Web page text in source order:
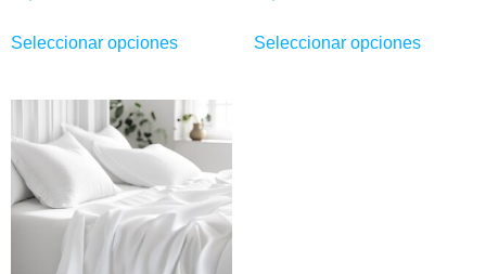
Seleccionar opciones Seleccionar opciones